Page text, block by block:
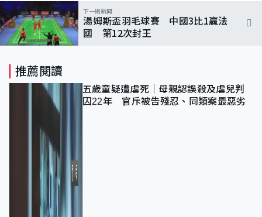
下一則新聞
湯姆斯盃羽毛球賽 中國3比1贏法
國 第12次封王
推薦閱讀
五歲童疑遭虐死｜母親認誤殺及虐兒判
囚22年 官斥被告殘忍、同類案最惡劣